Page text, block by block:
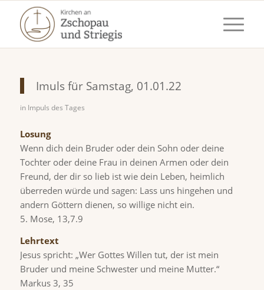
Imuls für Samstag, 01.01.22
in Impuls des Tages
Losung
Wenn dich dein Bruder oder dein Sohn oder deine
Tochter oder deine Frau in deinen Armen oder dein
Freund, der dir so lieb ist wie dein Leben, heimlich
überreden würde und sagen: Lass uns hingehen und
andern Göttern dienen, so willige nicht ein.
5. Mose, 13,7.9
Lehrtext
Jesus spricht: „Wer Gottes Willen tut, der ist mein
Bruder und meine Schwester und meine Mutter.“
Markus 3, 35